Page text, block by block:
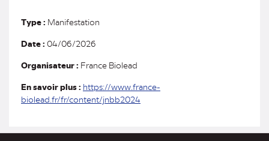
Type : Manifestation
Date : 04/06/2026
Organisateur : France Biolead
En savoir plus : https://www.france-
biolead.fr/fr/content/jnbb2024(nouvel